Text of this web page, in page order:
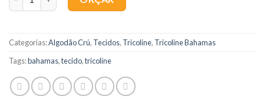
Categorias:Algodão Crú, Tecidos, Tricoline, Tricoline Bahamas
Tags:bahamas,tecido,tricoline